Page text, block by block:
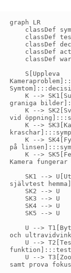
graph LR
classDef
classDef
classDef
classDef
classDef
    S[Uppleva
K -->
graniga
K -->
vid
K -->
K -->
på
K -->
Kamera
SK1 -->
självtest
    SK2 --> U
    SK3 --> U
    SK4 --> U
    SK5 --> U
U -->
och
U -->
funktion]:::test
U -->
samt prova